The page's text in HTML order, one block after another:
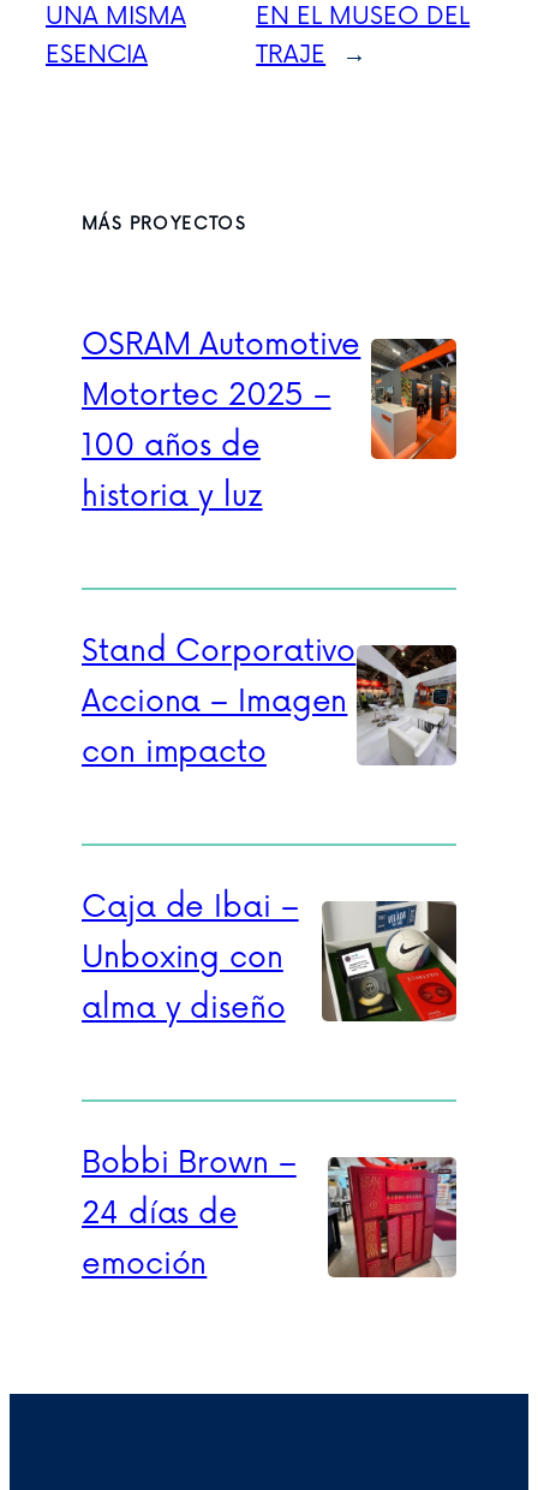
UNA MISMA
ESENCIA
EN EL MUSEO DEL
TRAJE
→
MÁS PROYECTOS
OSRAM Automotive
Motortec 2025 –
100 años de
historia y luz
Stand Corporativo
Acciona – Imagen
con impacto
Caja de Ibai –
Unboxing con
alma y diseño
Bobbi Brown –
24 días de
emoción